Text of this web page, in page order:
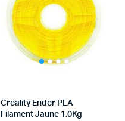
Creality Ender PLA
Filament Jaune 1.0Kg